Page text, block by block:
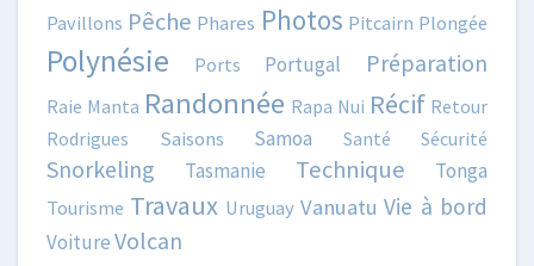
Pavillons Pêche Phares Photos Pitcairn Plongée
Polynésie Ports Portugal Préparation
Raie Manta Randonnée Rapa Nui Récif Retour
Rodrigues
Saisons Samoa Santé Sécurité
Snorkeling Tasmanie Technique Tonga
Tourisme Travaux Uruguay Vanuatu Vie à bord
VoitureVolcan